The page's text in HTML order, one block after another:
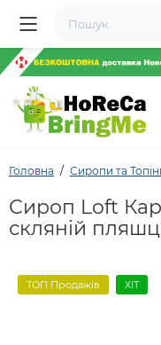
Головна Сиропи та
Сироп Loft
скляній
ТОП Продажів ХІТ